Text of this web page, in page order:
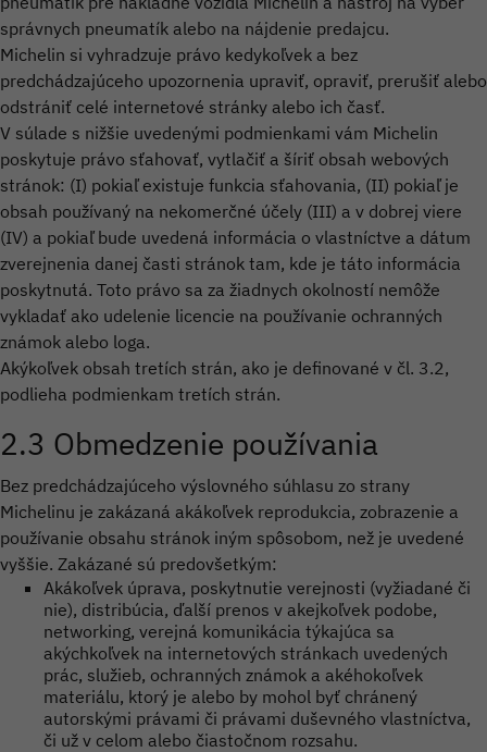
správnych pneumatík alebo na nájdenie predajcu.
Michelin si vyhradzuje právo kedykoľvek a bez
predchádzajúceho upozornenia upraviť, opraviť, prerušiť alebo
odstrániť celé internetové stránky alebo ich časť.
V súlade s nižšie uvedenými podmienkami vám Michelin
poskytuje právo sťahovať, vytlačiť a šíriť obsah webových
stránok: (I) pokiaľ existuje funkcia sťahovania, (II) pokiaľ je
obsah používaný na nekomerčné účely (III) a v dobrej viere
(IV) a pokiaľ bude uvedená informácia o vlastníctve a dátum
zverejnenia danej časti stránok tam, kde je táto informácia
poskytnutá. Toto právo sa za žiadnych okolností nemôže
vykladať ako udelenie licencie na používanie ochranných
známok alebo loga.
Akýkoľvek obsah tretích strán, ako je definované v čl. 3.2,
podlieha podmienkam tretích strán.
2.3 Obmedzenie používania
Bez predchádzajúceho výslovného súhlasu zo strany
Michelinu je zakázaná akákoľvek reprodukcia, zobrazenie a
používanie obsahu stránok iným spôsobom, než je uvedené
vyššie. Zakázané sú predovšetkým:
Akákoľvek úprava, poskytnutie verejnosti (vyžiadané či
nie), distribúcia, ďalší prenos v akejkoľvek podobe,
networking, verejná komunikácia týkajúca sa
akýchkoľvek na internetových stránkach uvedených
prác, služieb, ochranných známok a akéhokoľvek
materiálu, ktorý je alebo by mohol byť chránený
autorskými právami či právami duševného vlastníctva,
či už v celom alebo čiastočnom rozsahu.